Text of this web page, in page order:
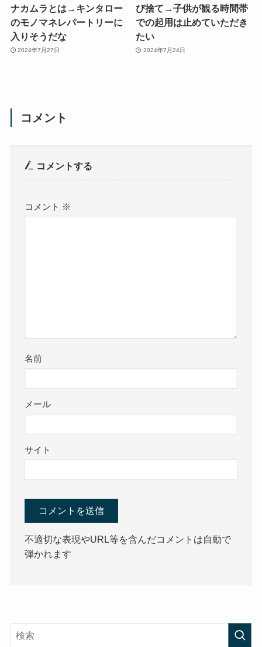
ナカムラとは→キンタロー
のモノマネレパートリーに
入りそうだな
2024年7月27日
び捨て→子供が観る時間帯
での起用は止めていただき
たい
2024年7月24日
コメント
コメントする
コメント ※
名前
メール
サイト
不適切な表現やURL等を含んだコメントは自動で
弾かれます